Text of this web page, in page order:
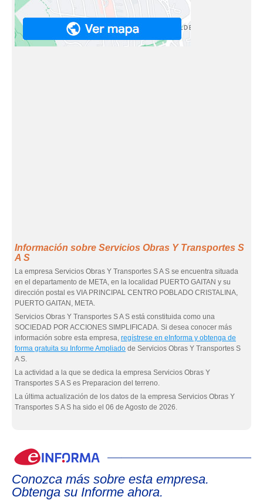
Información sobre Servicios Obras Y Transportes S
A S
La empresa Servicios Obras Y Transportes S A S se encuentra situada
en el departamento de META, en la localidad PUERTO GAITAN y su
dirección postal es VIA PRINCIPAL CENTRO POBLADO CRISTALINA,
PUERTO GAITAN, META.
Servicios Obras Y Transportes S A S está constituida como una
SOCIEDAD POR ACCIONES SIMPLIFICADA. Si desea conocer más
información sobre esta empresa, regístrese en eInforma y obtenga de
forma gratuita su Informe Ampliado de Servicios Obras Y Transportes S
A S.
La actividad a la que se dedica la empresa Servicios Obras Y
Transportes S A S es Preparacion del terreno.
La última actualización de los datos de la empresa Servicios Obras Y
Transportes S A S ha sido el 06 de Agosto de 2026.
Conozca más sobre esta empresa.
Obtenga su Informe ahora.